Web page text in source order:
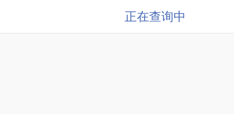
正在查询中